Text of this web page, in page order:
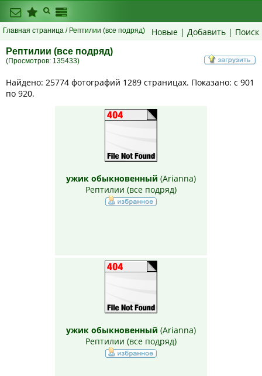
Главная страница / Рептилии (все подряд) Новые | Добавить | Поиск
Рептилии (все подряд)
(Просмотров: 135433)
Найдено: 25774 фотографий 1289 страницах. Показано: с 901
по 920.
ужик обыкновенный (Arianna)
Рептилии (все подряд)
ужик обыкновенный (Arianna)
Рептилии (все подряд)